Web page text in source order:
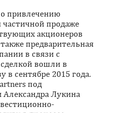
привлечению
продаже
акционеров
предварительная
в связи с
вошли в
в сентябре 2015 года.
под
Александра Лукина